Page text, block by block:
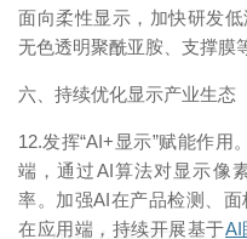
面向柔性显示，加快研发低
无色透明聚酰亚胺、支撑膜
六、持续优化显示产业生态
12.发挥“AI+显示”赋能作
端，通过AI算法对显示像
率。加强AI在产品检测、面
在应用端，持续开展基于AI